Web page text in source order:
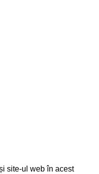
site-ul web în acest